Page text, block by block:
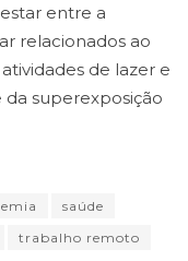
entre a
relacionados ao
de lazer e
superexposição
saúde
trabalho remoto